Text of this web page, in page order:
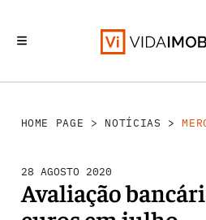
HOME PAGE > NOTÍCIAS >
28 AGOSTO 2020
Avaliação